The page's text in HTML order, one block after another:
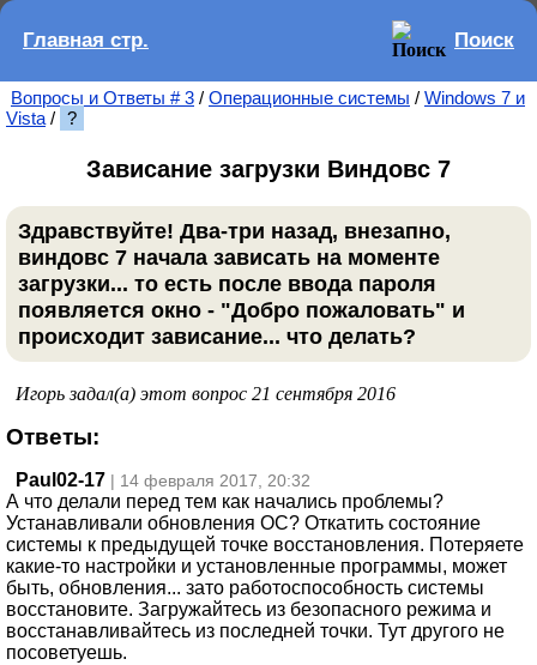
Главная стр. Поиск
Вопросы и Ответы # 3 / Операционные системы / Windows 7 и
Vista / ?
Зависание загрузки Виндовс 7
Здравствуйте! Два-три назад, внезапно,
виндовс 7 начала зависать на моменте
загрузки... то есть после ввода пароля
появляется окно - "Добро пожаловать" и
происходит зависание... что делать?
Игорь задал(а) этот вопрос 21 сентября 2016
Ответы:
Paul02-17 | 14 февраля 2017, 20:32
А что делали перед тем как начались проблемы?
Устанавливали обновления ОС? Откатить состояние
системы к предыдущей точке восстановления. Потеряете
какие-то настройки и установленные программы, может
быть, обновления... зато работоспособность системы
восстановите. Загружайтесь из безопасного режима и
восстанавливайтесь из последней точки. Тут другого не
посоветуешь.